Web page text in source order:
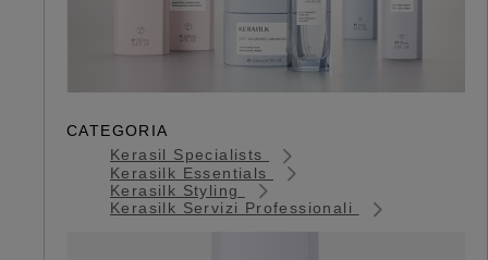
CATEGORIA
Kerasil Specialists
Kerasilk Essentials
Kerasilk Styling
Kerasilk Servizi Professionali